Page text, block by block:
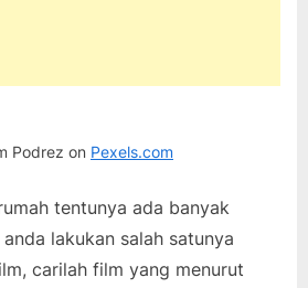
Podrez on Pexels.com
tentunya ada banyak
lakukan salah satunya
carilah film yang menurut